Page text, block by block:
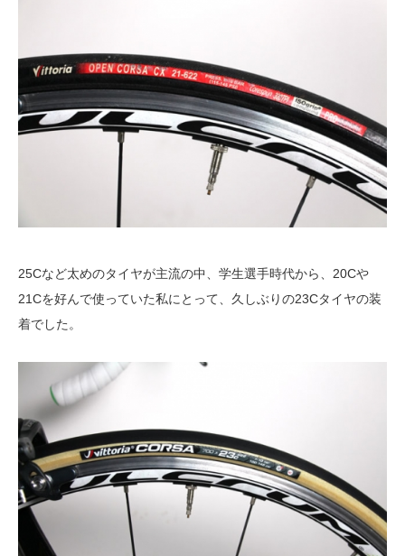
25Cなど太めのタイヤが主流の中、学生選手時代から、20Cや
21Cを好んで使っていた私にとって、久しぶりの23Cタイヤの装
着でした。